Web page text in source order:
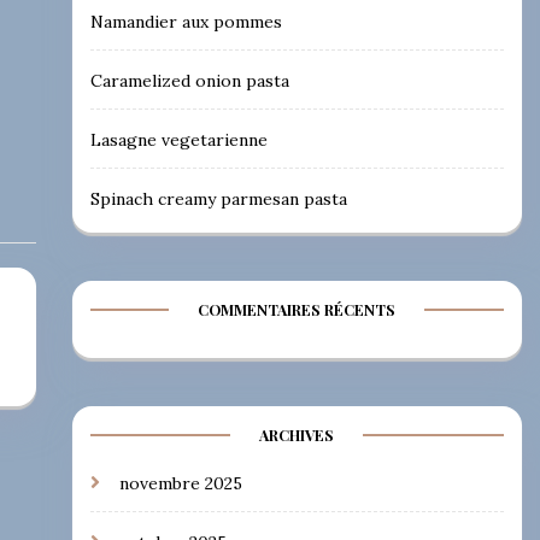
Namandier aux pommes
Caramelized onion pasta
Lasagne vegetarienne
Spinach creamy parmesan pasta
COMMENTAIRES RÉCENTS
ARCHIVES
novembre 2025